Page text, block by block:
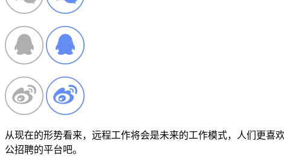
从现在的形势看来，远程工作将会是未来的工作模式，人们更
公招聘的平台吧。